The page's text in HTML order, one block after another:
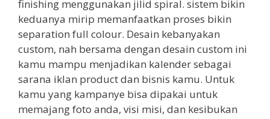
finishing menggunakan jilid spiral. sistem bikin
keduanya mirip memanfaatkan proses bikin
separation full colour. Desain kebanyakan
custom, nah bersama dengan desain custom ini
kamu mampu menjadikan kalender sebagai
sarana iklan product dan bisnis kamu. Untuk
kamu yang kampanye bisa dipakai untuk
memajang foto anda, visi misi, dan kesibukan